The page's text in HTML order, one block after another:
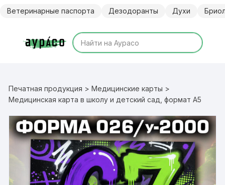
Ветеринарные паспорта Дезодоранты Духи
Печатная продукция >Медицинские карты >
Медицинская карта в школу и детский сад, формат А5